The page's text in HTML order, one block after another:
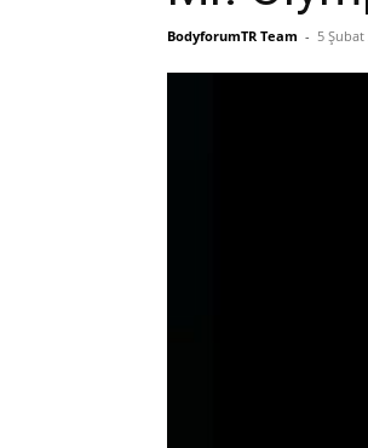
BodyforumTR Team - 5 Şubat